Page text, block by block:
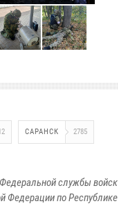
САРАНСК 2785
службы войск
Федерации по Республике